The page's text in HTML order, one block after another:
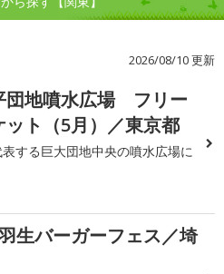
2026/08/10 更新
団地噴水広場 フリー
ット（5月）／東京都
する巨大団地中央の噴水広場に
生バーガーフェス／埼